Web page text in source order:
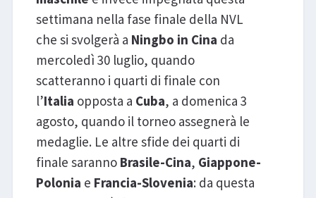
settimana nella fase finale della NVL
che si svolgerà a Ningbo in Cina da
mercoledì 30 luglio, quando
scatteranno i quarti di finale con
l’Italia opposta a Cuba, a domenica 3
agosto, quando il torneo assegnerà le
medaglie. Le altre sfide dei quarti di
finale saranno Brasile-Cina, Giappone-
Polonia e Francia-Slovenia: da questa